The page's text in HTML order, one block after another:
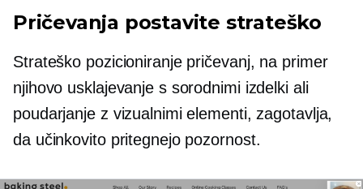
Pričevanja postavite strateško
Strateško pozicioniranje pričevanj, na primer
njihovo usklajevanje s sorodnimi izdelki ali
poudarjanje z vizualnimi elementi, zagotavlja,
da učinkovito pritegnejo pozornost.